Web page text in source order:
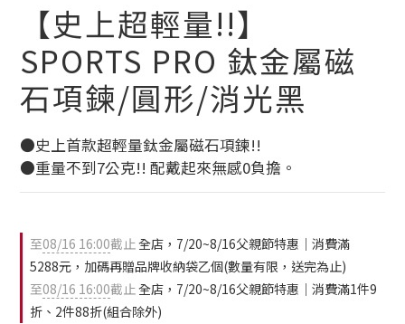
繃肌肉。
當日下午2:30前下單，當日出貨
【史上超輕量!!】
SPORTS PRO 鈦金屬磁
石項鍊/圓形/消光黑
●史上首款超輕量鈦金屬磁石項鍊!!
●重量不到7公克!! 配戴起來無感0負擔。
至08/16 16:00截止全店，7/20~8/16父親節特惠｜消費滿
5288元，加碼再贈品牌收納袋乙個(數量有限，送完為止)
至08/16 16:00截止全店，7/20~8/16父親節特惠｜消費滿1件9
折、2件88折(組合除外)